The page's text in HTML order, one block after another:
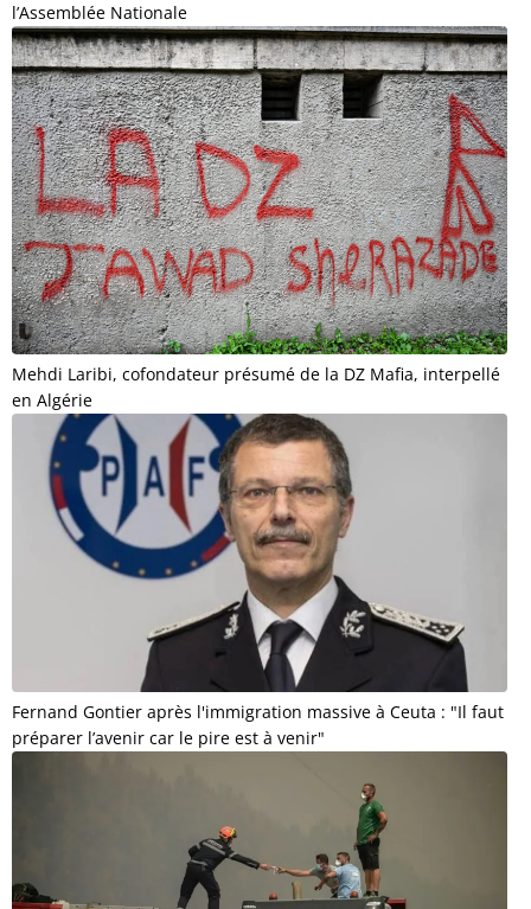
l’Assemblée Nationale
Mehdi Laribi, cofondateur présumé de la DZ Mafia, interpellé
en Algérie
Fernand Gontier après l'immigration massive à Ceuta : "Il faut
préparer l’avenir car le pire est à venir"